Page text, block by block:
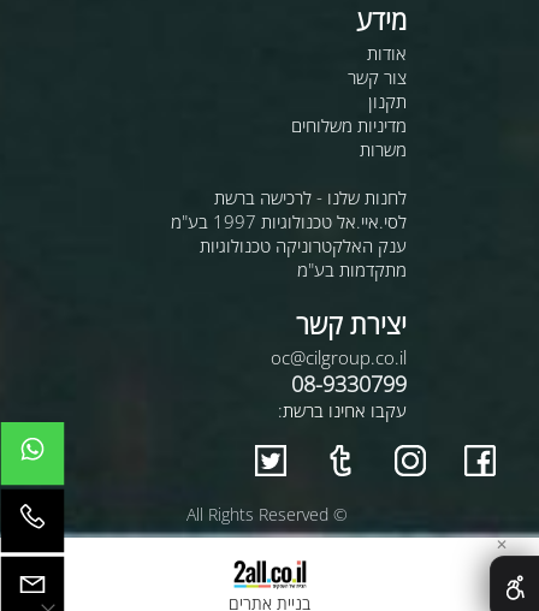
מידע
אודות
צור קשר
תקנון
מדיניות משלוחים
משרות
לחנות שלנו - לרכישה ברשת
לסי.איי.אל טכנולוגיות 1997 בע"מ
ענק האלקטרוניקה טכנולוגיות
מתקדמות בע"מ
יצירת קשר
oc@cilgroup.co.il
08-9330799
עקבו אחינו ברשת:
© All Rights Reserved
בניית אתרים
✕